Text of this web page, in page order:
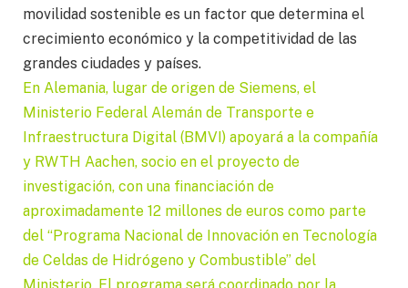
movilidad sostenible es un factor que determina el
crecimiento económico y la competitividad de las
grandes ciudades y países.
En Alemania, lugar de origen de Siemens, el
Ministerio Federal Alemán de Transporte e
Infraestructura Digital (BMVI) apoyará a la compañía
y RWTH Aachen, socio en el proyecto de
investigación, con una financiación de
aproximadamente 12 millones de euros como parte
del “Programa Nacional de Innovación en Tecnología
de Celdas de Hidrógeno y Combustible” del